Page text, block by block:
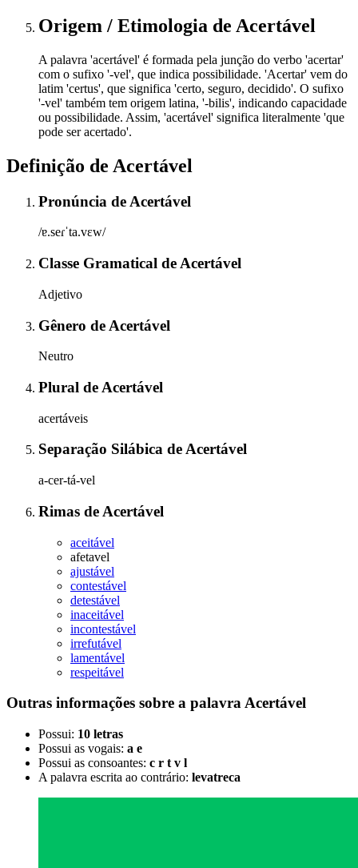
Origem / Etimologia de Acertável
A palavra 'acertável' é formada pela junção do verbo 'acertar'
com o sufixo '-vel', que indica possibilidade. 'Acertar' vem do
latim 'certus', que significa 'certo, seguro, decidido'. O sufixo
'-vel' também tem origem latina, '-bilis', indicando capacidade
ou possibilidade. Assim, 'acertável' significa literalmente 'que
pode ser acertado'.
Definição de Acertável
Pronúncia de Acertável
/ɐ.seɾˈta.vɛw/
Classe Gramatical de Acertável
Adjetivo
Gênero de Acertável
Neutro
Plural de Acertável
acertáveis
Separação Silábica deAcertável
a-cer-tá-vel
Rimas de Acertável
aceitável
afetavel
ajustável
contestável
detestável
inaceitável
incontestável
irrefutável
lamentável
respeitável
Outras informações sobre a palavraAcertável
Possui: 10 letras
Possui as vogais: a e
Possui as consoantes: c r t v l
A palavra escrita ao contrário: levatreca